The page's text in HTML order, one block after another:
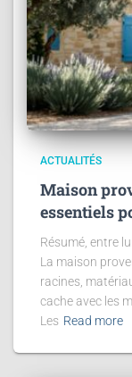
ACTUALITÉS
Maison
essentiels
Résumé, entre
La maison
racines,
cache avec les
Les Read more